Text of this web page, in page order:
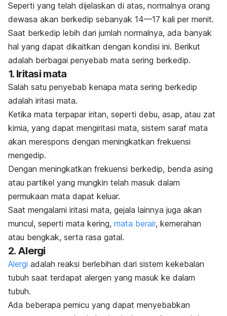
Seperti yang telah dijelaskan di atas, normalnya orang
dewasa akan berkedip sebanyak 14—17 kali per menit.
Saat berkedip lebih dari jumlah normalnya, ada banyak
hal yang dapat dikaitkan dengan kondisi ini. Berikut
adalah berbagai penyebab mata sering berkedip.
1. Iritasi mata
Salah satu penyebab kenapa mata sering berkedip
adalah iritasi mata.
Ketika mata terpapar iritan, seperti debu, asap, atau zat
kimia, yang dapat mengiritasi mata, sistem saraf mata
akan merespons dengan meningkatkan frekuensi
mengedip.
Dengan meningkatkan frekuensi berkedip, benda asing
atau partikel yang mungkin telah masuk dalam
permukaan mata dapat keluar.
Saat mengalami iritasi mata, gejala lainnya juga akan
muncul, seperti mata kering, mata berair, kemerahan
atau bengkak, serta rasa gatal.
2. Alergi
Alergi adalah reaksi berlebihan dari sistem kekebalan
tubuh saat terdapat alergen yang masuk ke dalam
tubuh.
Ada beberapa pemicu yang dapat menyebabkan